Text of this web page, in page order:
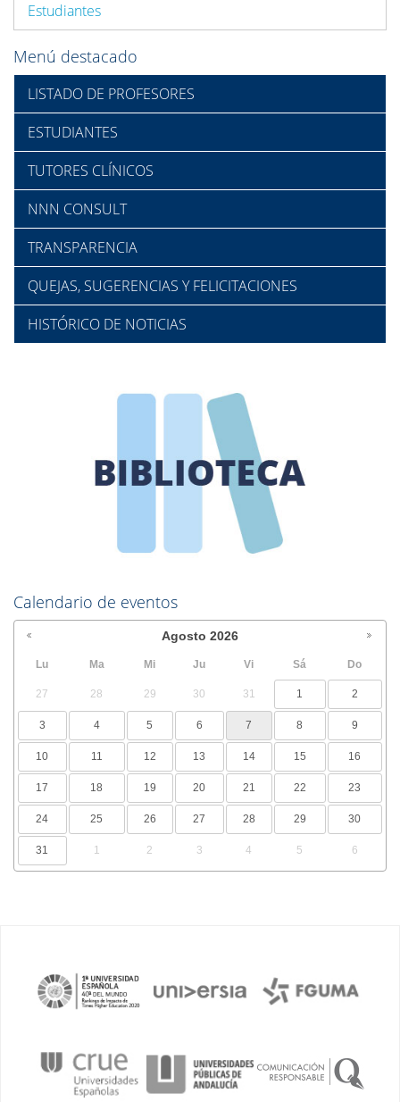
Estudiantes
Menú destacado
LISTADO DE PROFESORES
ESTUDIANTES
TUTORES CLÍNICOS
NNN CONSULT
TRANSPARENCIA
QUEJAS, SUGERENCIAS Y FELICITACIONES
HISTÓRICO DE NOTICIAS
Calendario de eventos
Agosto 2026
Lu Ma Mi Ju Vi Sá Do
27 28 29 30 31 1 2
3 4 5 6 7 8 9
10 11 12 13 14 15 16
17 18 19 20 21 22 23
24 25 26 27 28 29 30
31 1 2 3 4 5 6